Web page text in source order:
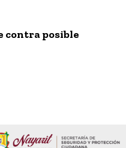
contra posible